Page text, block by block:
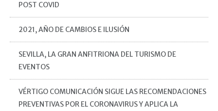
POST COVID
2021, AÑO DE CAMBIOS E ILUSIÓN
SEVILLA, LA GRAN ANFITRIONA DEL TURISMO DE
EVENTOS
VÉRTIGO COMUNICACIÓN SIGUE LAS RECOMENDACIONES
PREVENTIVAS POR EL CORONAVIRUS Y APLICA LA